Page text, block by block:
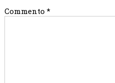
Commento *